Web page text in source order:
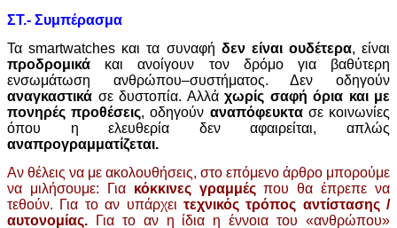
ΣΤ.- Συμπέρασμα
Τα smartwatches και τα συναφή δεν είναι ουδέτερα, είναι
προδρομικά και ανοίγουν τον δρόμο για βαθύτερη
ενσωμάτωση ανθρώπου–συστήματος. Δεν οδηγούν
αναγκαστικά σε δυστοπία. Αλλά χωρίς σαφή όρια και με
πονηρές προθέσεις, οδηγούν αναπόφευκτασε κοινωνίες
όπου η ελευθερία δεν αφαιρείται, απλώς
αναπρογραμματίζεται.
Αν θέλεις να με ακολουθήσεις, στο επόμενο άρθρο μπορούμε
να μιλήσουμε: Για κόκκινες γραμμέςπου θα έπρεπε να
τεθούν. Για το αν υπάρχει τεχνικός τρόπος αντίστασης /
αυτονομίας. Για το αν η ίδια η έννοια του «ανθρώπου»